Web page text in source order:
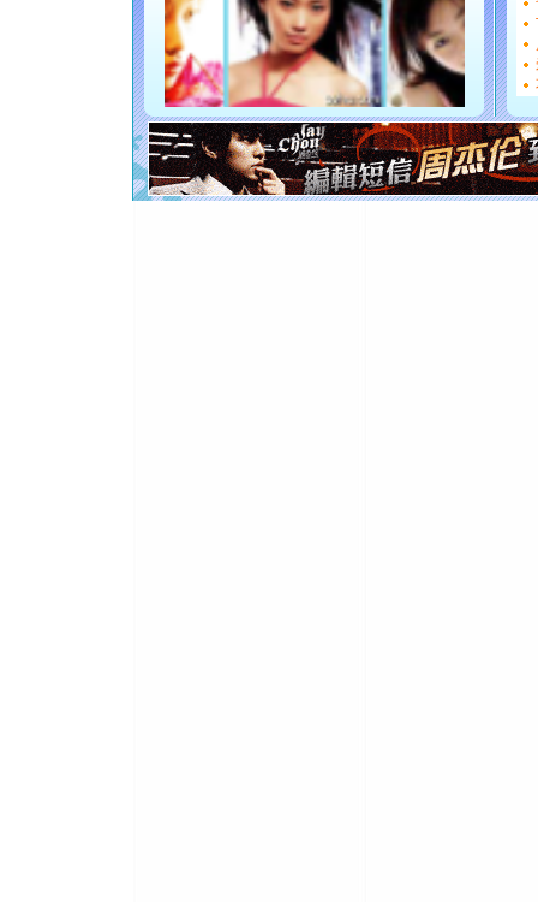
[圣诞节]
如意,快
[元旦]
看
断电。
你是我
[元旦]如
起；二是
离。水晶
[元旦]当